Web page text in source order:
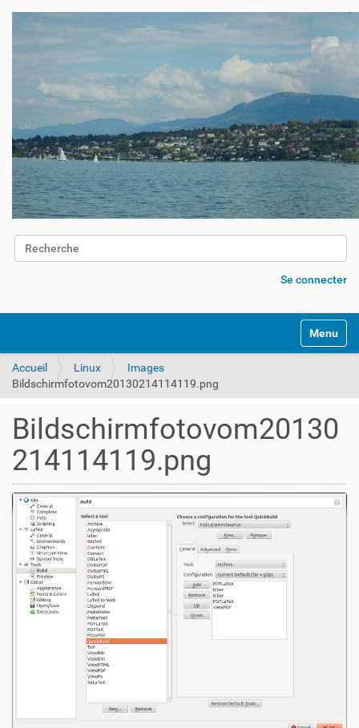
Chercher par
Se connecter
Activer/
Accueil Linux
Images
Bildschirmfotovom20130214114119.png
Bildschirmfotovom20130
214114119.png